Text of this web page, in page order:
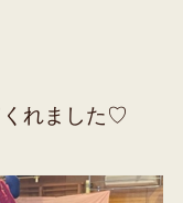
くれました♡